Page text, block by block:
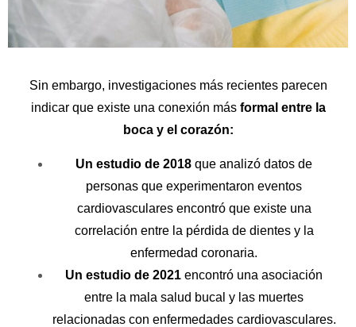
Sin embargo, investigaciones más recientes parecen
indicar que existe una conexión más formal entre la
boca y el corazón:
Un estudio de 2018 que analizó datos de
personas que experimentaron eventos
cardiovasculares encontró que existe una
correlación entre la pérdida de dientes y la
enfermedad coronaria.
Un estudio de 2021 encontró una asociación
entre la mala salud bucal y las muertes
relacionadas con enfermedades cardiovasculares.